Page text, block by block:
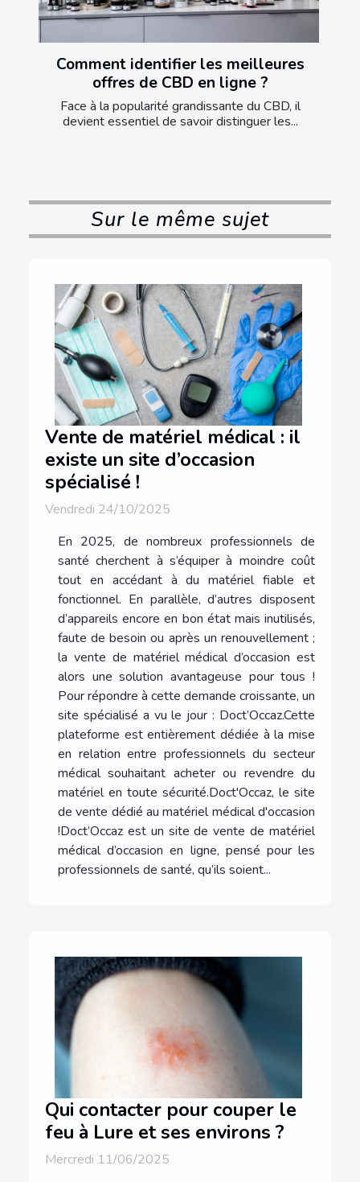
Comment identifier les meilleures
offres de CBD en ligne ?
Face à la popularité grandissante du CBD, il
devient essentiel de savoir distinguer les...
Sur le même sujet
Vente de matériel médical : il
existe un site d’occasion
spécialisé !
Vendredi 24/10/2025
En 2025, de nombreux professionnels de
santé cherchent à s’équiper à moindre coût
tout en accédant à du matériel fiable et
fonctionnel. En parallèle, d’autres disposent
d’appareils encore en bon état mais inutilisés,
faute de besoin ou après un renouvellement ;
la vente de matériel médical d’occasion est
alors une solution avantageuse pour tous !
Pour répondre à cette demande croissante, un
site spécialisé a vu le jour : Doct’Occaz.Cette
plateforme est entièrement dédiée à la mise
en relation entre professionnels du secteur
médical souhaitant acheter ou revendre du
matériel en toute sécurité.Doct'Occaz, le site
de vente dédié au matériel médical d'occasion
!Doct’Occaz est un site de vente de matériel
médical d’occasion en ligne, pensé pour les
professionnels de santé, qu’ils soient...
Qui contacter pour couper le
feu à Lure et ses environs ?
Mercredi 11/06/2025